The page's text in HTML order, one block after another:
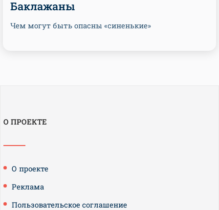
Баклажаны
Чем могут быть опасны «синенькие»
О ПРОЕКТЕ
О проекте
Реклама
Пользовательское соглашение